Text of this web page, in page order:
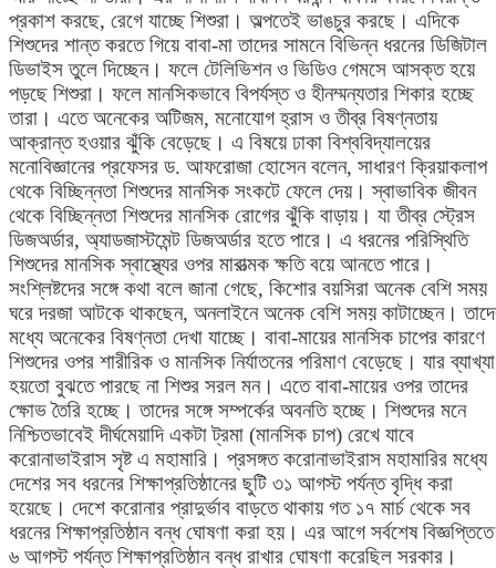
প্রকাশ করছে, রেগে যাচ্ছে শিশুরা। অল্পতেই ভাঙচুর করছে। এদিকে
শিশুদের শান্ত করতে গিয়ে বাবা-মা তাদের সামনে বিভিন্ন ধরনের ডিজিটাল
ডিভাইস তুলে দিচ্ছেন। ফলে টেলিভিশন ও ভিডিও গেমসে আসক্ত হয়ে
পড়ছে শিশুরা। ফলে মানসিকভাবে বিপর্যস্ত ও হীনম্মন্যতার শিকার হচ্ছে
তারা। এতে অনেকের অটিজম, মনোযোগ হ্রাস ও তীব্র বিষণ্নতায়
আক্রান্ত হওয়ার ঝুঁকি বেড়েছে। এ বিষয়ে ঢাকা বিশ্ববিদ্যালয়ের
মনোবিজ্ঞানের প্রফেসর ড. আফরোজা হোসেন বলেন, সাধারণ ক্রিয়াকলাপ
থেকে বিচ্ছিন্নতা শিশুদের মানসিক সংকটে ফেলে দেয়। স্বাভাবিক জীবন
থেকে বিচ্ছিন্নতা শিশুদের মানসিক রোগের ঝুঁকি বাড়ায়। যা তীব্র স্ট্রেস
ডিজঅর্ডার, অ্যাডজাস্টমেন্ট ডিজঅর্ডার হতে পারে। এ ধরনের পরিস্থিতি
শিশুদের মানসিক স্বাস্থ্যের ওপর মারাত্মক ক্ষতি বয়ে আনতে পারে।
সংশ্লিষ্টদের সঙ্গে কথা বলে জানা গেছে, কিশোর বয়সিরা অনেক বেশি সময়
ঘরে দরজা আটকে থাকছেন, অনলাইনে অনেক বেশি সময় কাটাচ্ছেন।
মধ্যে অনেকের বিষণ্নতা দেখা যাচ্ছে। বাবা-মায়ের মানসিক চাপের কারণে
শিশুদের ওপর শারীরিক ও মানসিক নির্যাতনের পরিমাণ বেড়েছে। যার ব্যাখ্যা
হয়তো বুঝতে পারছে না শিশুর সরল মন। এতে বাবা-মায়ের ওপর তাদের
ক্ষোভ তৈরি হচ্ছে। তাদের সঙ্গে সম্পর্কের অবনতি হচ্ছে। শিশুদের মনে
নিশ্চিতভাবেই দীর্ঘমেয়াদি একটা ট্রমা (মানসিক চাপ) রেখে যাবে
করোনাভাইরাস সৃষ্ট এ মহামারি। প্রসঙ্গত করোনাভাইরাস মহামারির মধ্যে
দেশের সব ধরনের শিক্ষাপ্রতিষ্ঠানের ছুটি ৩১ আগস্ট পর্যন্ত বৃদ্ধি করা
হয়েছে। দেশে করোনার প্রাদুর্ভাব বাড়তে থাকায় গত ১৭ মার্চ থেকে সব
ধরনের শিক্ষাপ্রতিষ্ঠান বন্ধ ঘোষণা করা হয়। এর আগে সর্বশেষ বিজ্ঞপ্তিতে
৬ আগস্ট পর্যন্ত শিক্ষাপ্রতিষ্ঠান বন্ধ রাখার ঘোষণা করেছিল সরকার।